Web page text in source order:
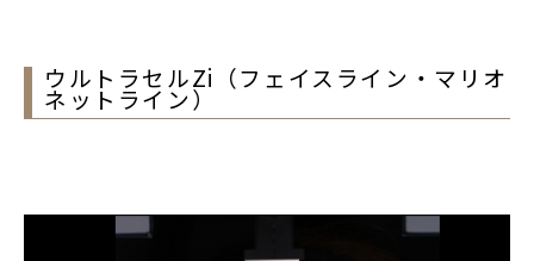
ウルトラセルZi（フェイスライン・マリオ
ネットライン）